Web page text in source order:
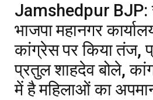
Jamshedpur BJP:
भाजपा महानगर
कांग्रेस पर किया तंज,
प्रतुल शाहदेव बोले,
में है महिलाओं का